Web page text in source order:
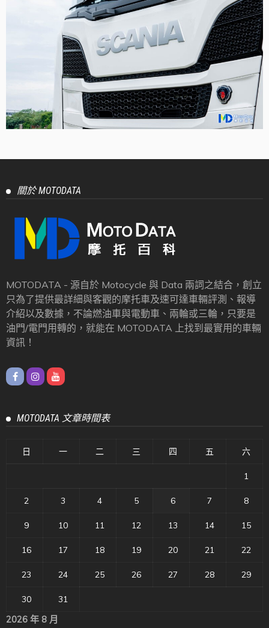
關於 MOTODATA
MOTODATA - 源自於 Motocycle 與 Data 兩詞之結合，創立
只為了提供最詳細與客觀的摩托車及速可達車輛評測、報導
介紹以及數據，不論燃油車與電動車、兩輪或三輪，只要是
油門/電門用轉的，就能在 MOTODATA 上找到最實用的車輛
資訊！
MOTODATA 文章時間表
2026 年 8 月
日 一 二 三 四 五 六
1
2 3 4 5 6 7 8
9 10 11 12 13 14 15
16 17 18 19 20 21 22
23 24 25 26 27 28 29
30 31